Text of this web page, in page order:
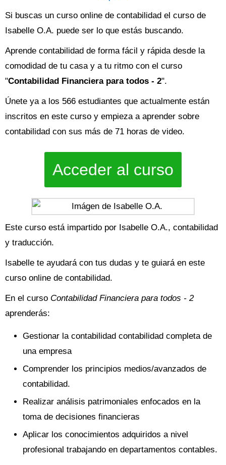
Si buscas un curso online de contabilidad el curso de
Isabelle O.A. puede ser lo que estás buscando.
Aprende contabilidad de forma fácil y rápida desde la
comodidad de tu casa y a tu ritmo con el curso
"Contabilidad Financiera para todos - 2".
Únete ya a los 566 estudiantes que actualmente están
inscritos en este curso y empieza a aprender sobre
contabilidad con sus más de 71 horas de video.
Acceder al curso
Este curso está impartido por Isabelle O.A., contabilidad
y traducción.
Isabelle te ayudará con tus dudas y te guiará en este
curso online de contabilidad.
En el curso Contabilidad Financiera para todos - 2
aprenderás:
Gestionar la contabilidad contabilidad completa de
una empresa
Comprender los principios medios/avanzados de
contabilidad.
Realizar análisis patrimoniales enfocados en la
toma de decisiones financieras
Aplicar los conocimientos adquiridos a nivel
profesional trabajando en departamentos contables.